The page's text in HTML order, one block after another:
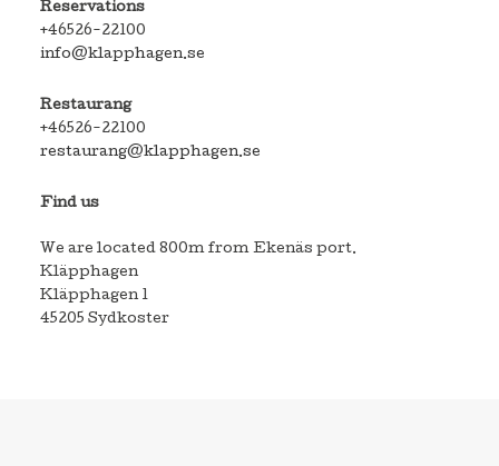
Reservations
+46526-22100
info@klapphagen.se
Restaurang
+46526-22100
restaurang@klapphagen.se
Find us
We are located 800m from Ekenäs port.
Kläpphagen
Kläpphagen 1
45205 Sydkoster